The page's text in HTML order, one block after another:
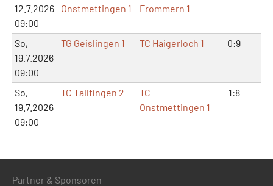
12.7.2026
09:00
Onstmettingen 1
Frommern 1
So,
19.7.2026
09:00
TG Geislingen 1 TC Haigerloch 1 0:9
So,
19.7.2026
09:00
TC Tailfingen 2
TC
Onstmettingen 1
1:8
Partner & Sponsoren